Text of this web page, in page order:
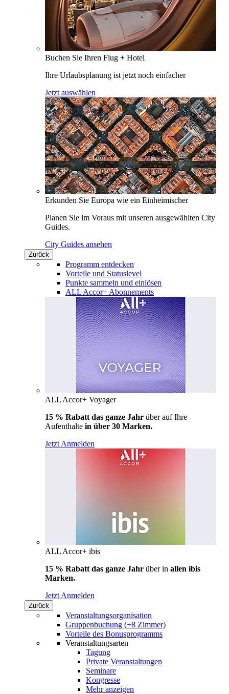
Buchen Sie Ihren Flug + Hotel
Ihre Urlaubsplanung ist jetzt noch einfacher
Jetzt auswählen
Erkunden Sie Europa wie ein Einheimischer
Planen Sie im Voraus mit unseren ausgewählten City
Guides.
City Guides ansehen
Zurück
Programm entdecken
Vorteile und Statuslevel
Punkte sammeln und einlösen
ALL Accor+ Abonnements
ALL Accor+ Voyager
15 % Rabatt das ganze Jahr über auf Ihre
Aufenthalte in über 30 Marken.
Jetzt Anmelden
ALL Accor+ ibis
15 % Rabatt das ganze Jahr über in allen ibis
Marken.
Jetzt Anmelden
Zurück
Veranstaltungsorganisation
Gruppenbuchung (+8 Zimmer)
Vorteile des Bonusprogramms
Veranstaltungsarten
Tagung
Private Veranstaltungen
Seminare
Kongresse
Mehr anzeigen